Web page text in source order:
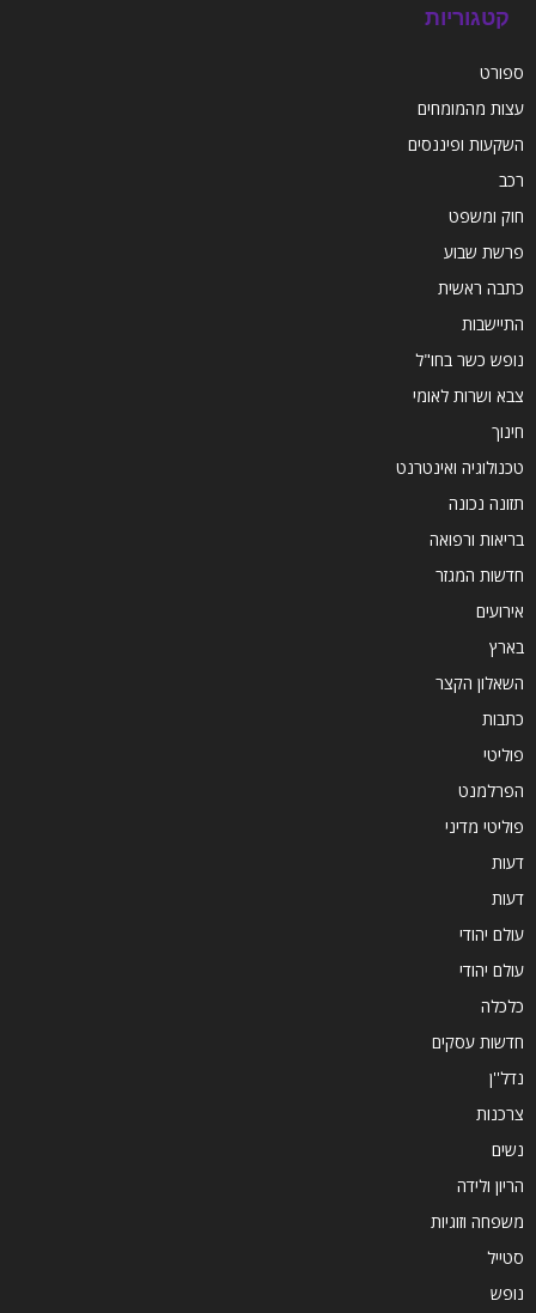
קטגוריות
ספורט
עצות מהמומחים
השקעות ופיננסים
רכב
חוק ומשפט
פרשת שבוע
כתבה ראשית
התיישבות
נופש כשר בחו"ל
צבא ושרות לאומי
חינוך
טכנולוגיה ואינטרנט
תזונה נכונה
בריאות ורפואה
חדשות המגזר
אירועים
בארץ
השאלון הקצר
כתבות
פוליטי
הפרלמנט
פוליטי מדיני
דעות
דעות
עולם יהודי
עולם יהודי
כלכלה
חדשות עסקים
נדל''ן
צרכנות
נשים
הריון ולידה
משפחה וזוגיות
סטייל
נופש